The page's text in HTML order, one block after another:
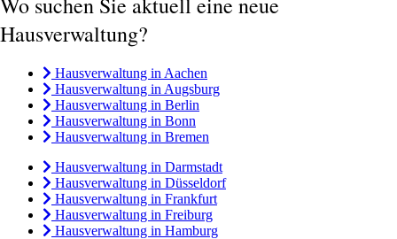
Hausverwaltung?
Hausverwaltung in Aachen
Hausverwaltung in Augsburg
Hausverwaltung in Berlin
Hausverwaltung in Bonn
Hausverwaltung in Bremen
Hausverwaltung in Darmstadt
Hausverwaltung in Düsseldorf
Hausverwaltung in Frankfurt
Hausverwaltung in Freiburg
Hausverwaltung in Hamburg